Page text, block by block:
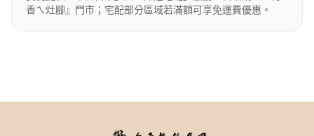
香ㄟ灶腳』門市；宅配部分區域若滿額可享免運費優惠。